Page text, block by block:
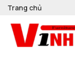
Trang chủ